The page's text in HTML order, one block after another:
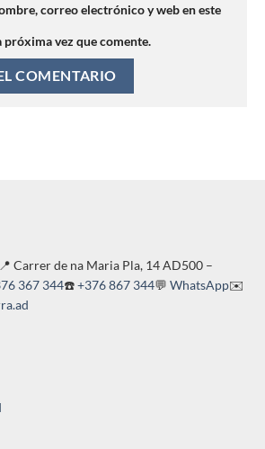
correo electrónico y web en este
próxima vez que comente.
📍 Carrer de na Maria Pla, 14 AD500 –
367 344☎️+376 867 344💬 WhatsApp✉️